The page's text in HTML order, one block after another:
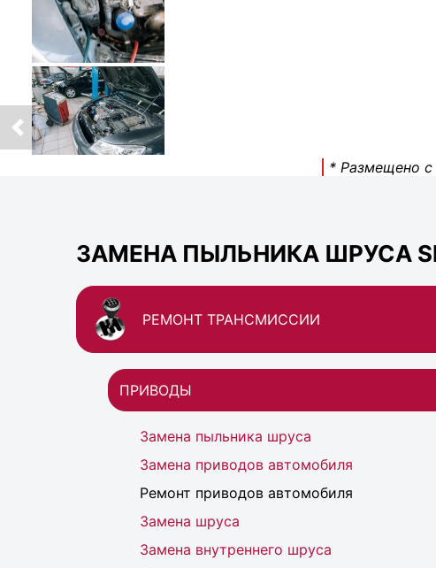
* Размещено с
ЗАМЕНА ПЫЛЬНИКА ШРУСА
РЕМОНТ ТРАНСМИССИИ
ПРИВОДЫ
Замена пыльника шруса
Замена приводов автомобиля
Ремонт приводов автомобиля
Замена шруса
Замена внутреннего шруса